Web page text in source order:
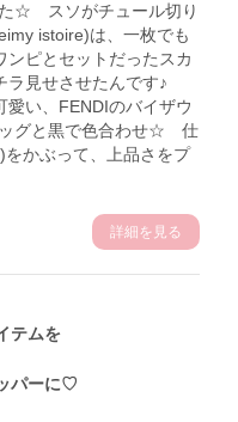
た☆ スソがチュール切り
istoire)は、一枚でも
ンピとセットだったスカ
ラ見せさせたんです♪
い、FENDIのバイザウ
ッグと黒で色合わせ☆ 仕
をかぶって、上品さをプ
詳細を見る
テムを
パーに♡